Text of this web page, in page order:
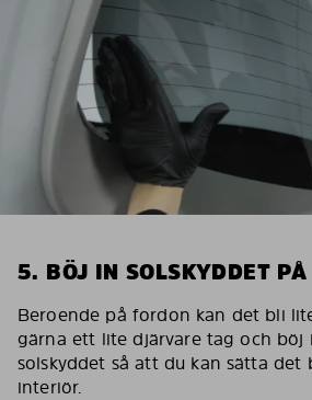
5. BÖJ IN SOLSKYDDET PÅ
Beroende på fordon kan det bli
gärna ett lite djärvare tag och böj
solskyddet så att du kan sätta det
interiör.